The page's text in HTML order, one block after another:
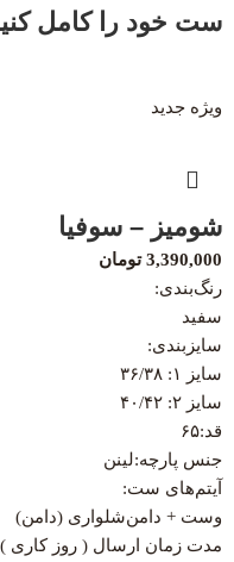
ست خود را کامل
ویژه جدید
شومیز – سوفیا
3,390,000 تومان
رنگ‌بندی:
سفید
سایزبندی:
سایز ۱: ۳۶/۳۸
سایز ۲: ۴۰/۴۲
قد:۶۵
جنس پارچه:لینن
آیتم‌های ست:
وست + دامن‌شلواری (دامن)
مدت زمان ارسال ( روز کاری )